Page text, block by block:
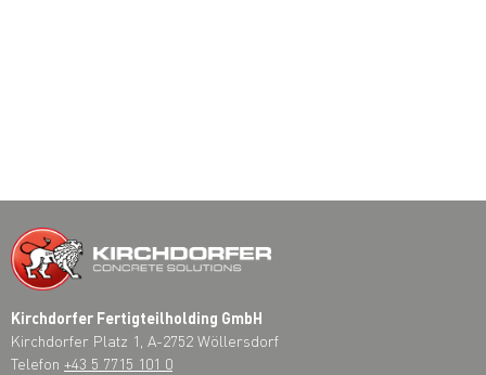
Kirchdorfer Fertigteilholding GmbH
Kirchdorfer Platz 1, A-2752 Wöllersdorf
Telefon +43 5 7715 101 0